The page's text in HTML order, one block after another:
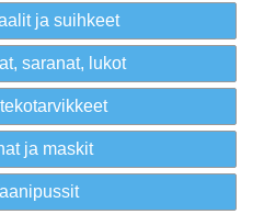
ja suihkeet
saranat, lukot
ja maskit